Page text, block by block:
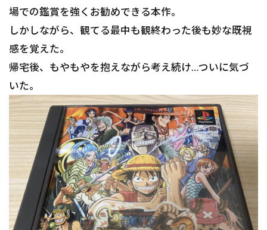
場での鑑賞を強くお勧めできる本作。
しかしながら、観てる最中も観終わった後も妙な既視
感を覚えた。
帰宅後、もやもやを抱えながら考え続け…ついに気づ
いた。